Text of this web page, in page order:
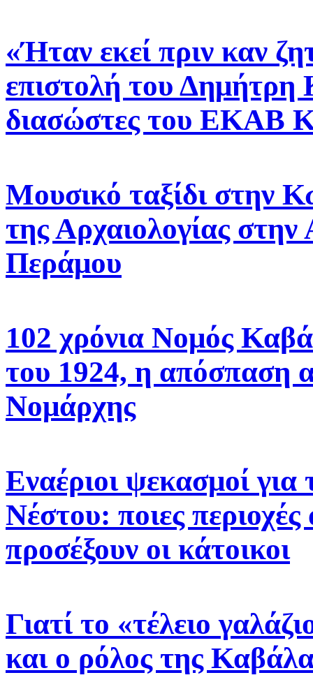
«Ήταν εκεί πριν καν
επιστολή του Δημήτρη
διασώστες του ΕΚΑΒ
Μουσικό ταξίδι στην
της Αρχαιολογίας
Περάμου
102 χρόνια Νομός
του 1924, η απόσπαση
Νομάρχης
Εναέριοι ψεκασμοί
Νέστου: ποιες
προσέξουν οι κάτοικοι
Γιατί το «τέλειο
και ο ρόλος της